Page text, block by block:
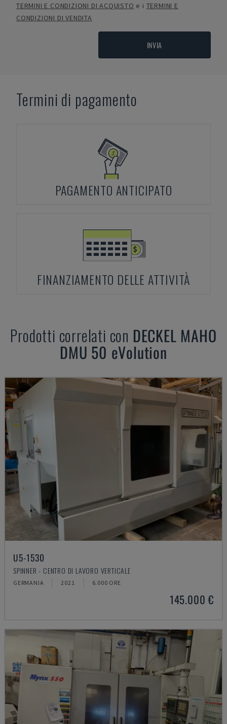
TERMINI E CONDIZIONI DI ACQUISTO e i TERMINI E
CONDIZIONI DI VENDITA
INVIA
Termini di pagamento
PAGAMENTO ANTICIPATO
FINANZIAMENTO DELLE ATTIVITÀ
Prodotti correlati con DECKEL MAHO
DMU 50 eVolution
U5-1530
SPINNER - CENTRO DI LAVORO VERTICALE
GERMANIA 2021 6.000 ORE
145.000 €